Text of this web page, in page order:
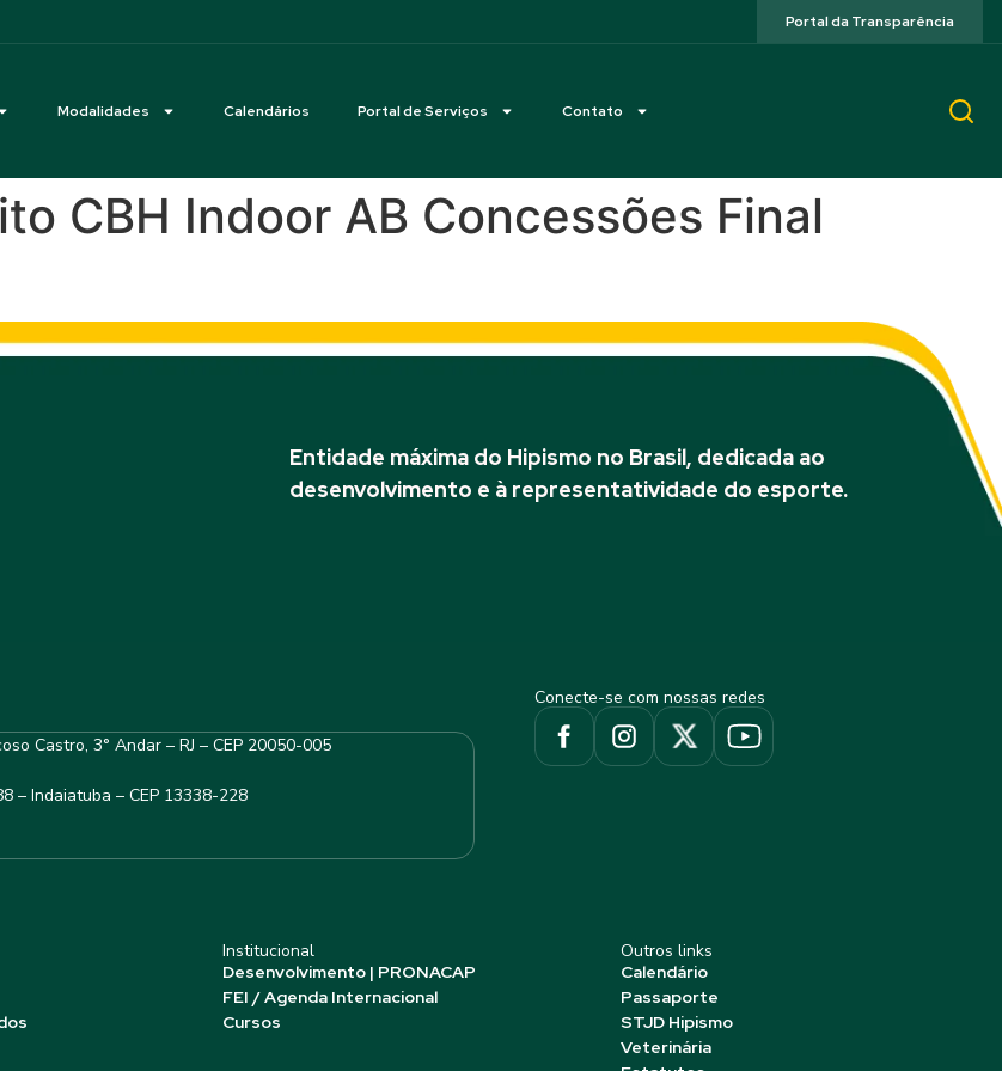
Portal da Transparência
Modalidades Calendários Portal de Serviços Contato
CBH Indoor AB Concessões Final
Entidade máxima do Hipismo no Brasil, dedicada ao
desenvolvimento e à representatividade do esporte.
Castro, 3° Andar – RJ – CEP 20050-005
– Indaiatuba – CEP 13338-228
Conecte-se com nossas redes
Institucional
Desenvolvimento | PRONACAP
FEI / Agenda Internacional
Cursos
Outros links
Calendário
Passaporte
STJD Hipismo
Veterinária